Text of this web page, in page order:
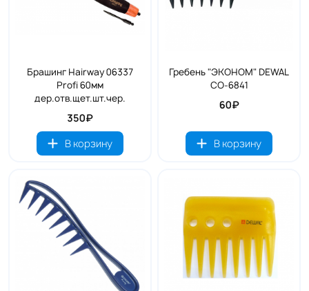
Брашинг Hairway 06337
Profi 60мм
дер.отв.щет.шт.чер.
350₽
В корзину
Гребень "ЭКОНОМ" DEWAL
CO-6841
60₽
В корзину